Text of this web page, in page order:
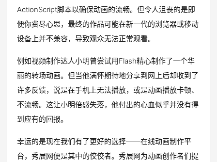
ActionScript脚本以确保动画的流畅。但令人沮丧的是即
便你费尽心思，最终的作品可能在新一代的浏览器或移动
设备上并不兼容，导致观众无法正常观看。
例如视频制作达人小明曾尝试用Flash精心制作了一个华
丽的转场动画。但当他满怀期待地分享到网上后却收到了
许多反馈，说是在手机上无法播放，或是动画播放卡顿、
不流畅。这让小明倍感失落，他付出的心血似乎并没有得
到应有的回报。
幸运的是现在我们有了更好的选择——在线动画制作平
台，秀展网便是其中的佼佼者。秀展网为动画创作者们提